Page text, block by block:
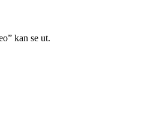
kan se ut.